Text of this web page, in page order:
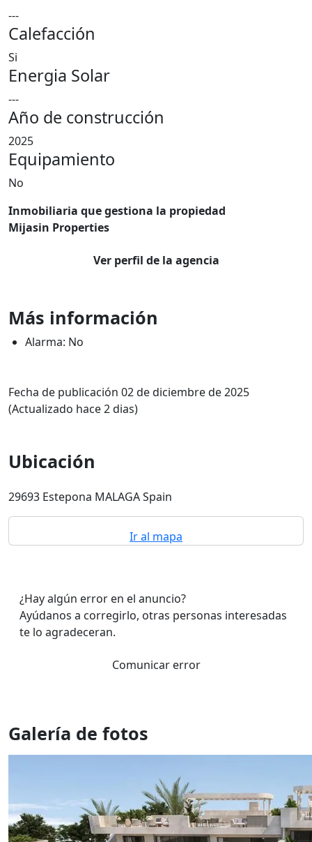
---
Calefacción
Si
Energia Solar
---
Año de construcción
2025
Equipamiento
No
Inmobiliaria que gestiona la propiedad
Mijasin Properties
Ver perfil de la agencia
Más información
Alarma: No
Fecha de publicación 02 de diciembre de 2025
(Actualizado hace 2 dias)
Ubicación
29693 Estepona MALAGA Spain
Ir al mapa
¿Hay algún error en el anuncio?
Ayúdanos a corregirlo, otras personas interesadas
te lo agradeceran.
Comunicar error
Galería de fotos